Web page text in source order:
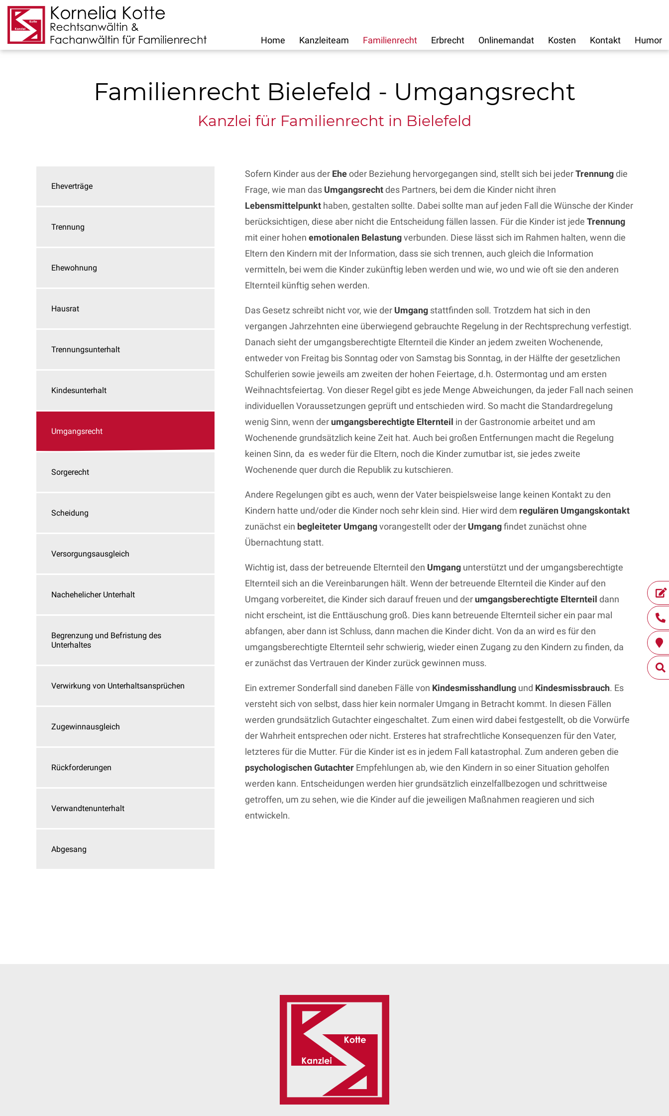
Home Kanzleiteam Familienrecht Erbrecht Onlinemandat Kosten Kontakt Humor
Familienrecht Bielefeld - Umgangsrecht
Kanzlei für Familienrecht in Bielefeld
Eheverträge
Trennung
Ehewohnung
Hausrat
Trennungsunterhalt
Kindesunterhalt
Umgangsrecht
Sorgerecht
Scheidung
Versorgungsausgleich
Nachehelicher Unterhalt
Begrenzung und Befristung des
Unterhaltes
Verwirkung von Unterhaltsansprüchen
Zugewinnausgleich
Rückforderungen
Verwandtenunterhalt
Abgesang
Sofern Kinder aus der Eheoder Beziehung hervorgegangen sind, stellt sich bei jederTrennungdie
Frage, wie man das Umgangsrechtdes Partners, bei dem die Kinder nicht ihren
Lebensmittelpunkt haben, gestalten sollte. Dabei sollte man auf jeden Fall die Wünsche der Kinder
berücksichtigen, diese aber nicht die Entscheidung fällen lassen. Für die Kinder ist jede Trennung
mit einer hohen emotionalen Belastungverbunden. Diese lässt sich im Rahmen halten, wenn die
Eltern den Kindern mit der Information, dass sie sich trennen, auch gleich die Information
vermitteln, bei wem die Kinder zukünftig leben werden und wie, wo und wie oft sie den anderen
Elternteil künftig sehen werden.
Das Gesetz schreibt nicht vor, wie der Umgang stattfinden soll. Trotzdem hat sich in den
vergangen Jahrzehnten eine überwiegend gebrauchte Regelung in der Rechtsprechung verfestigt.
Danach sieht der umgangsberechtigte Elternteil die Kinder an jedem zweiten Wochenende,
entweder von Freitag bis Sonntag oder von Samstag bis Sonntag, in der Hälfte der gesetzlichen
Schulferien sowie jeweils am zweiten der hohen Feiertage, d.h. Ostermontag und am ersten
Weihnachtsfeiertag. Von dieser Regel gibt es jede Menge Abweichungen, da jeder Fall nach seinen
individuellen Voraussetzungen geprüft und entschieden wird. So macht die Standardregelung
wenig Sinn, wenn der umgangsberechtigte Elternteil in der Gastronomie arbeitet und am
Wochenende grundsätzlich keine Zeit hat. Auch bei großen Entfernungen macht die Regelung
keinen Sinn, da es weder für die Eltern, noch die Kinder zumutbar ist, sie jedes zweite
Wochenende quer durch die Republik zu kutschieren.
Andere Regelungen gibt es auch, wenn der Vater beispielsweise lange keinen Kontakt zu den
Kindern hatte und/oder die Kinder noch sehr klein sind. Hier wird dem regulären Umgangskontakt
zunächst ein begleiteter Umgangvorangestellt oder der Umgangfindet zunächst ohne
Übernachtung statt.
Wichtig ist, dass der betreuende Elternteil den Umgang unterstützt und der umgangsberechtigte
Elternteil sich an die Vereinbarungen hält. Wenn der betreuende Elternteil die Kinder auf den
Umgang vorbereitet, die Kinder sich darauf freuen und der umgangsberechtigte Elternteil dann
nicht erscheint, ist die Enttäuschung groß. Dies kann betreuende Elternteil sicher ein paar mal
abfangen, aber dann ist Schluss, dann machen die Kinder dicht. Von da an wird es für den
umgangsberechtigte Elternteil sehr schwierig, wieder einen Zugang zu den Kindern zu finden, da
er zunächst das Vertrauen der Kinder zurück gewinnen muss.
Ein extremer Sonderfall sind daneben Fälle von Kindesmisshandlung und Kindesmissbrauch. Es
versteht sich von selbst, dass hier kein normaler Umgang in Betracht kommt. In diesen Fällen
werden grundsätzlich Gutachter eingeschaltet. Zum einen wird dabei festgestellt, ob die Vorwürfe
der Wahrheit entsprechen oder nicht. Ersteres hat strafrechtliche Konsequenzen für den Vater,
letzteres für die Mutter. Für die Kinder ist es in jedem Fall katastrophal. Zum anderen geben die
psychologischen Gutachter Empfehlungen ab, wie den Kindern in so einer Situation geholfen
werden kann. Entscheidungen werden hier grundsätzlich einzelfallbezogen und schrittweise
getroffen, um zu sehen, wie die Kinder auf die jeweiligen Maßnahmen reagieren und sich
entwickeln.